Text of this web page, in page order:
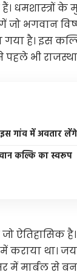
धमशास्त्रों
जो भगवान
गया है। इस
भी
इस गांव में अवतार
कल्कि का स्वरूप
जो ऐतिहासिक
में कराया था।
में मार्बल से